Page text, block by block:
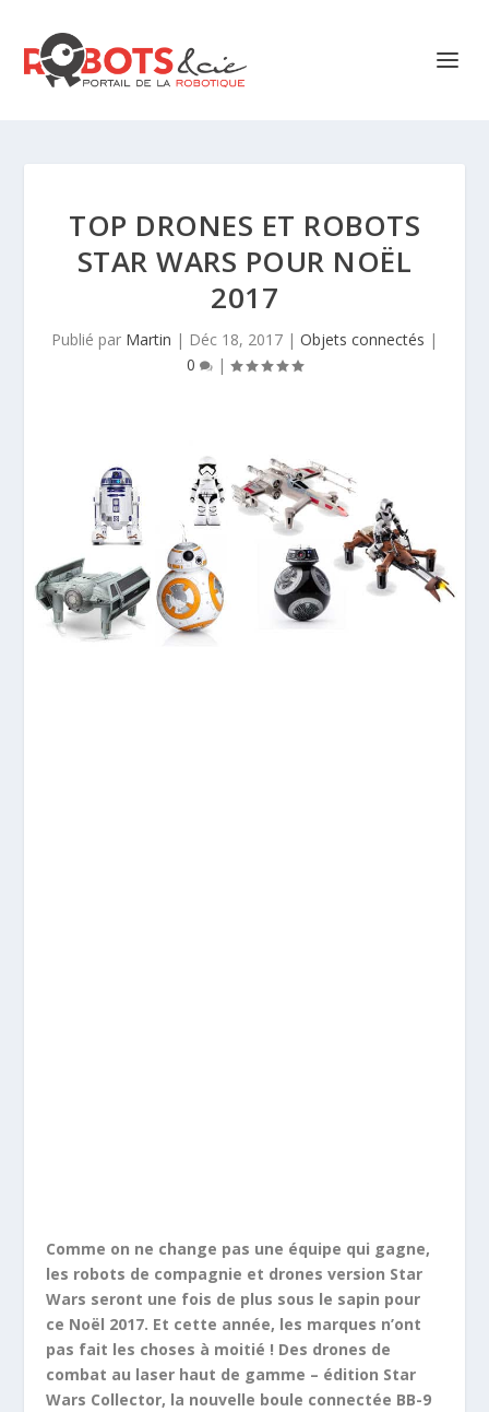
TOP DRONES ET ROBOTS
STAR WARS POUR NOËL
2017
Publié par Martin | Déc 18, 2017 | Objets connectés |
0
|
Comme on ne change pas une équipe qui gagne,
les robots de compagnie et drones version Star
Wars seront une fois de plus sous le sapin pour
ce Noël 2017. Et cette année, les marques n’ont
pas fait les choses à moitié ! Des drones de
combat au laser haut de gamme – édition Star
Wars Collector, la nouvelle boule connectée BB-9